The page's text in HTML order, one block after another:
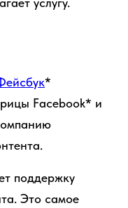
*
Facebook* и
поддержку
Это самое